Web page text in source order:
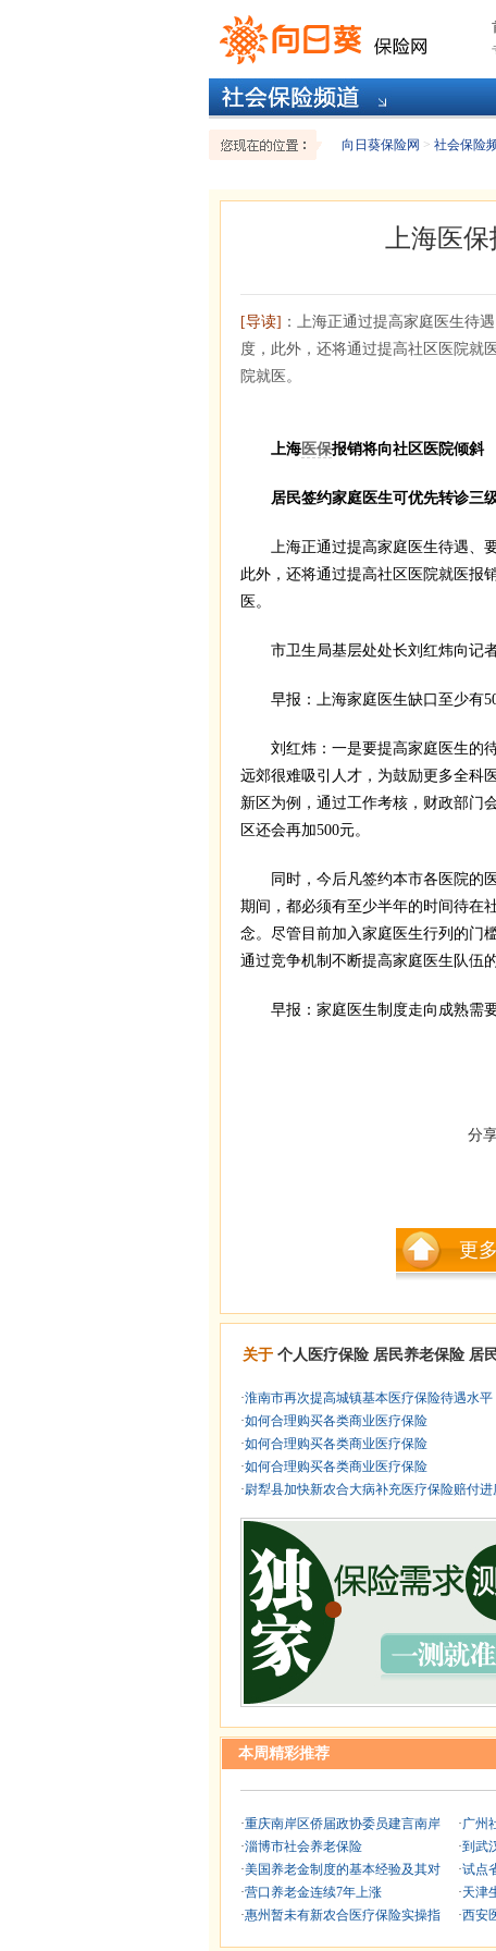
向日葵保险网 > 社会保险
上海医
[导读] ：上海正通过提高家庭医生待
度，此外，还将通过提高社区医院就
院就医。
上海医保报销将向社区医院倾斜
居民签约家庭医生可优先转诊三
上海正通过提高家庭医生待遇、要
此外，还将通过提高社区医院就医报
医。
市卫生局基层处处长刘红炜向记者
早报：上海家庭医生缺口至少有
刘红炜：一是要提高家庭医生的待
远郊很难吸引人才，为鼓励更多全科
新区为例，通过工作考核，财政部门
区还会再加500元。
同时，今后凡签约本市各医院的医
期间，都必须有至少半年的时间待在
念。尽管目前加入家庭医生行列的门
通过竞争机制不断提高家庭医生队伍
早报：家庭医生制度走向成熟需
分
更
关于 个人医疗保险 居民养老保险 居
·淮南市再次提高城镇基本医疗保险待遇水平
·如何合理购买各类商业医疗保险
·如何合理购买各类商业医疗保险
·如何合理购买各类商业医疗保险
·尉犁县加快新农合大病补充医疗保险赔付进
本周精彩推荐
·重庆南岸区侨届政协委员建言南岸
·淄博市社会养老保险
·美国养老金制度的基本经验及其对
·营口养老金连续7年上涨
·惠州暂未有新农合医疗保险实操指
·广州
·到武
·试点
·天津
·西安